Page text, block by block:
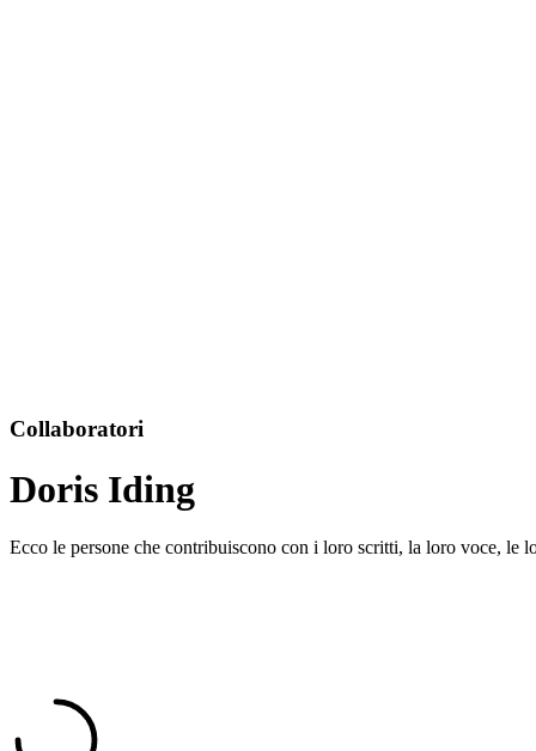
Collaboratori
Doris Iding
Ecco le persone che contribuiscono con i loro scritti, la loro voce, le